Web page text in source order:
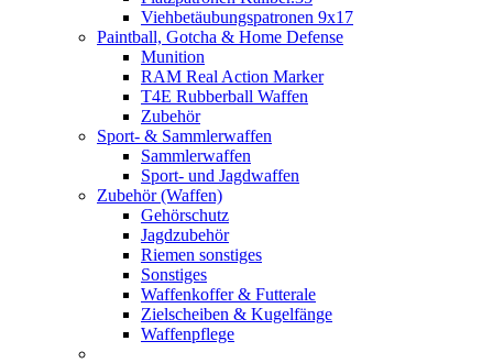
Viehbetäubungspatronen 9x17
Paintball, Gotcha & Home Defense
Munition
RAM Real Action Marker
T4E Rubberball Waffen
Zubehör
Sport- & Sammlerwaffen
Sammlerwaffen
Sport- und Jagdwaffen
Zubehör (Waffen)
Gehörschutz
Jagdzubehör
Riemen sonstiges
Sonstiges
Waffenkoffer & Futterale
Zielscheiben & Kugelfänge
Waffenpflege